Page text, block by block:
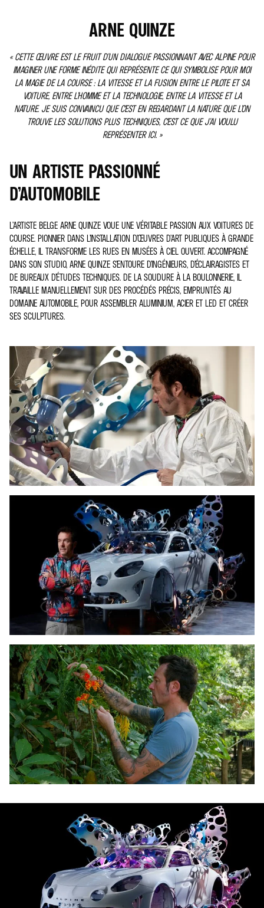
ARNE QUINZE
« CETTE ŒUVRE EST LE FRUIT D’UN DIALOGUE PASSIONNANT AVEC ALPINE POUR
IMAGINER UNE FORME INÉDITE QUI REPRÉSENTE CE QUI SYMBOLISE POUR MOI
LA MAGIE DE LA COURSE : LA VITESSE ET LA FUSION ENTRE LE PILOTE ET SA
VOITURE, ENTRE L’HOMME ET LA TECHNOLOGIE, ENTRE LA VITESSE ET LA
NATURE. JE SUIS CONVAINCU QUE C’EST EN REGARDANT LA NATURE QUE L’ON
TROUVE LES SOLUTIONS PLUS TECHNIQUES, C’EST CE QUE J’AI VOULU
REPRÉSENTER ICI. »
UN ARTISTE PASSIONNÉ
D’AUTOMOBILE
L’ARTISTE BELGE ARNE QUINZE VOUE UNE VÉRITABLE PASSION AUX VOITURES DE
COURSE. PIONNIER DANS L’INSTALLATION D’ŒUVRES D’ART PUBLIQUES À GRANDE
ÉCHELLE, IL TRANSFORME LES RUES EN MUSÉES À CIEL OUVERT. ACCOMPAGNÉ
DANS SON STUDIO, ARNE QUINZE S’ENTOURE D’INGÉNIEURS, D’ÉCLAIRAGISTES ET
DE BUREAUX D’ÉTUDES TECHNIQUES. DE LA SOUDURE À LA BOULONNERIE, IL
TRAVAILLE MANUELLEMENT SUR DES PROCÉDÉS PRÉCIS, EMPRUNTÉS AU
DOMAINE AUTOMOBILE, POUR ASSEMBLER ALUMINIUM, ACIER ET LED ET CRÉER
SES SCULPTURES.